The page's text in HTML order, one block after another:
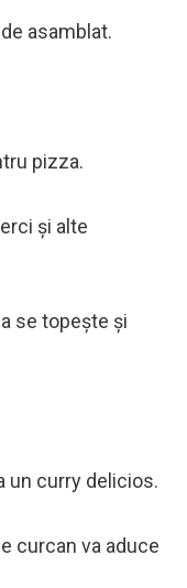
asamblat.
pizza.
și alte
se topește și
un curry delicios.
curcan va aduce